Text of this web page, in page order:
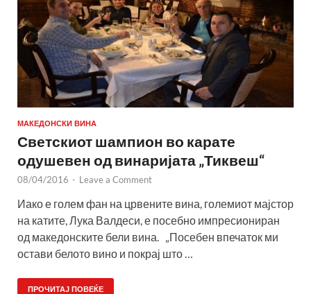
МАКЕДОНСКИ ВИНА
Светскиот шампион во карате
одушевен од винаријата „Тиквеш“
08/04/2016 - Leave a Comment
Иако е голем фан на црвените вина, големиот мајстор
на катите, Лука Валдеси, е посебно импресиониран
од македонските бели вина. „Посебен впечаток ми
остави белото вино и покрај што …
ПРОЧИТАЈ ПОВЕЌЕ